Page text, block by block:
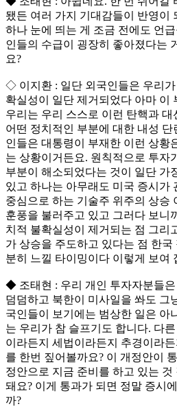
됐든 여러 가지 기대감들이 반영이
하나 눈에 띄는 게 조금 전에도 언
인들의 수급이 굉장히 좋아졌다는
요?
◇ 이지환 : 일단 외국인들은 우리
확실성이 일단 제거되었다 아마 이
우리는 우리 스스로 이런 탄핵과
어떤 정치적인 부분에 대한 내성
인들은 대통령이 부재한 이런 상황
는 상황이거든요. 원칙적으로 투자
부분이 해소되었다는 것이 일단 가
있고 하나는 아무래도 미국 증시가
중심으로 하는 기술주 위주의 상승
훈풍을 불러주고 있고 그러다 보니
치적 불확실성이 제거되는 점 그리
가 상승을 주도하고 있다는 점 한
분히 느낄 타이밍이다 이렇게 보여
◆ 조태현 : 우리 개인 투자자분들
덤덤하고 북한이 미사일을 쏴도 그
국인들이 보기에는 범상한 일은 아
는 우리가 참 슬프기도 합니다. 다
이라든지 세법이라든지 추경이라
를 한번 짚어볼까요? 이 개정안이
정안으로 지금 준비를 하고 있는
돼요? 이게 통과가 되면 정말 증시
까?